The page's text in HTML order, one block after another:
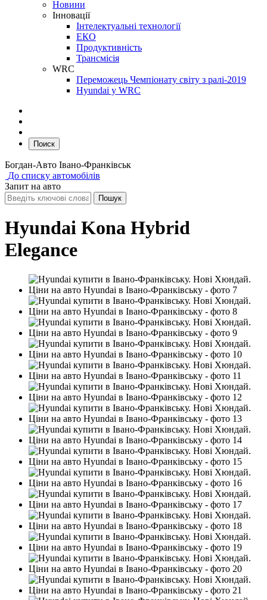
Новини
Інновації
Інтелектуальні технології
ЕКО
Продуктивність
Трансмісія
WRC
Переможець Чемпіонату світу з ралі-2019
Hyundai у WRC
Поиск
Богдан-Авто Івано-Франківськ
До списку автомобілів
Запит на авто
Hyundai Kona Hybrid
Elegance